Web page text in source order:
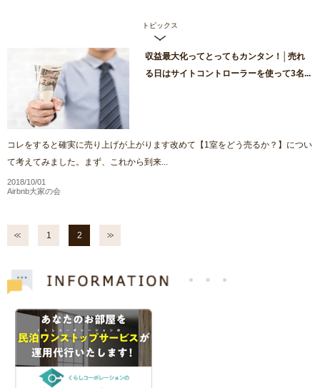
トピックス
収益最大化ってとってもカンタン！│売れ
る日はサイトコントローラーを使って3名...
コレをすると確実に売り上げが上がります改めて【1室をどう売るか？】につい
て考えてみました。まず、これから到来...
2018/10/01
Airbnb大家の会
1 2